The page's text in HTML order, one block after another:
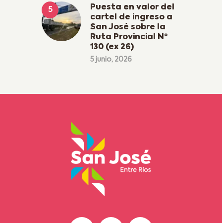
Puesta en valor del
cartel de ingreso a
San José sobre la
Ruta Provincial Nº
130 (ex 26)
5 junio, 2026